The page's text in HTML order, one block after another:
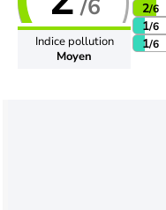
/6
Indice pollution
Moyen
2/6
1/6
1/6